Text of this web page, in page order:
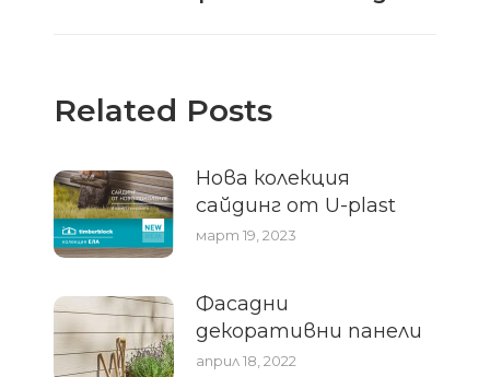
Related Posts
Нова колекция
сайдинг от U-plast
март 19, 2023
Фасадни
декоративни панели
април 18, 2022